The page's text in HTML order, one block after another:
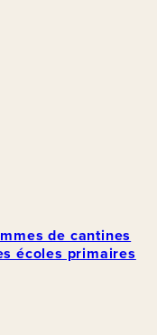
de cantines
écoles primaires